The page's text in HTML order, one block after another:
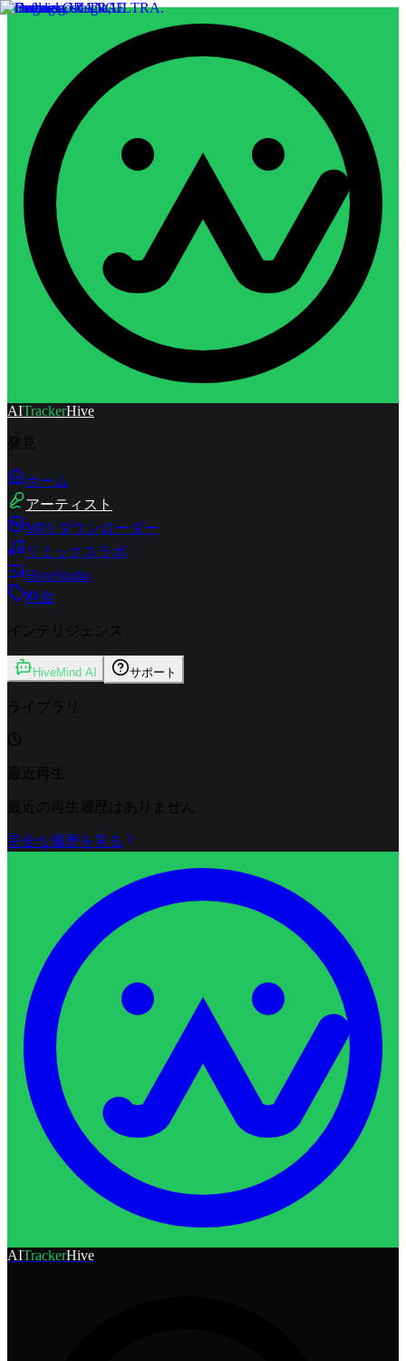
AITrackerHive
発見
ホーム
アーティスト
MP3 ダウンローダー
リミックスラボ
HiveStudio
料金
インテリジェンス
HiveMind AI サポート
ライブラリ
最近再生
最近の再生履歴はありません
完全な履歴を見る
AITrackerHive